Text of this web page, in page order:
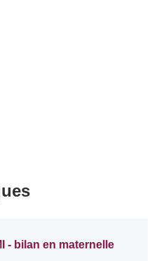
- bilan en maternelle